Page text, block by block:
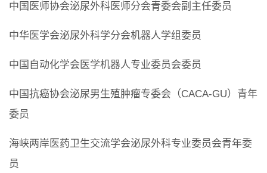
中国医师协会泌尿外科医师分会青委会副主任委员
中华医学会泌尿外科学分会机器人学组委员
中国自动化学会医学机器人专业委员会委员
中国抗癌协会泌尿男生殖肿瘤专委会（CACA-GU）青年
委员
海峡两岸医药卫生交流学会泌尿外科专业委员会青年委
员